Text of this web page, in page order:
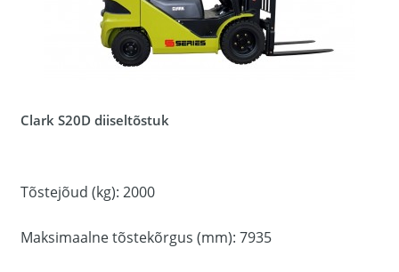
Clark S20D diiseltõstuk
Tõstejõud (kg): 2000
Maksimaalne tõstekõrgus (mm): 7935